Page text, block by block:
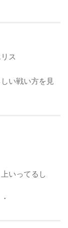
ス
い戦い方を見
いってるし